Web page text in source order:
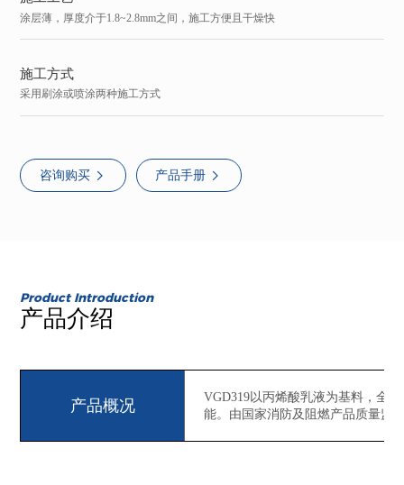
涂层薄，厚度介于1.8~2.8mm之间，施工方便且干燥快
施工方式
采用刷涂或喷涂两种施工方式
咨询购买 产品手册
Product Introduction
产品介绍
产品概况
VGD319以丙烯酸乳液为基料，全
能。由国家消防及阻燃产品质量监